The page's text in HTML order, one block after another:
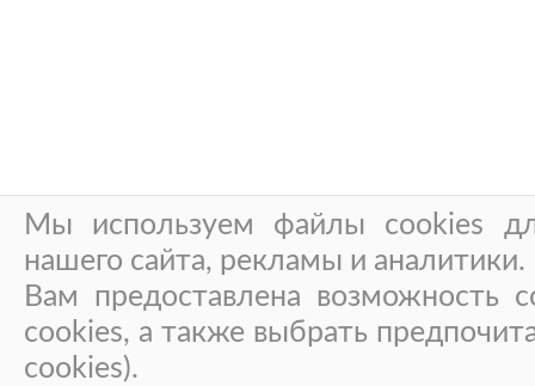
Мы используем файлы cookies
нашего сайта, рекламы и аналитики.
Вам предоставлена возможность
cookies, а также выбрать
cookies).